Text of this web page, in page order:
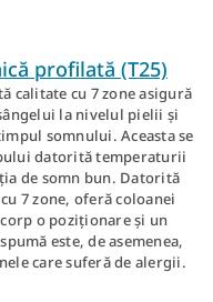
profilată (T25)
calitate cu 7 zone asigură
la nivelul pielii și
somnului. Aceasta se
datorită temperaturii
de somn bun. Datorită
7 zone, oferă coloanei
o poziționare și un
este, de asemenea,
care suferă de alergii.